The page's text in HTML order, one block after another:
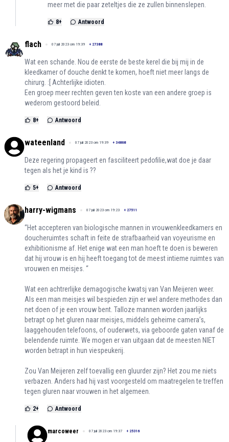
meer met die paar zeteltjes die ze zullen binnenslepen.
8+ Antwoord
flach 07 juli 2023 om 19:39 + 27388
Wat een schande. Nou de eerste de beste kerel die bij mij in de
kleedkamer of douche denkt te komen, hoeft niet meer langs de
chirurg. :[ Achterlijke idioten.
Een groep meer rechten geven ten koste van een andere groep is
wederom gestoord beleid.
8+ Antwoord
wateenland 07 juli 2023 om 19:39 + 34868
Deze regering propageert en fasciliteert pedofilie,wat doe je daar
tegen als het je kind is ??
5+ Antwoord
harry-wigmans 07 juli 2023 om 19:23 + 27511
“Het accepteren van biologische mannen in vrouwenkleedkamers en
doucheruimtes schaft in feite de strafbaarheid van voyeurisme en
exhibitionisme af. Het enige wat een man hoeft te doen is beweren
dat hij vrouw is en hij heeft toegang tot de meest intieme ruimtes van
vrouwen en meisjes. “
Wat een achtrerlijke demagogische kwatsj van Van Meijeren weer.
Als een man meisjes wil bespieden zijn er wel andere methodes dan
net doen of je een vrouw bent. Talloze mannen worden jaarlijks
betrapt op het gluren naar meisjes, middels geheime camera’s,
laaggehouden telefoons, of ouderwets, via geboorde gaten vanaf de
belendende ruimte. We mogen er van uitgaan dat de meesten NIET
worden betrapt in hun viespeukerij.
Zou Van Meijeren zelf toevallig een gluurder zijn? Het zou me niets
verbazen. Anders had hij vast voorgesteld om maatregelen te treffen
tegen gluren naar vrouwen in het algemeen.
2+ Antwoord
marcoweer 07 juli 2023 om 19:37 + 25316